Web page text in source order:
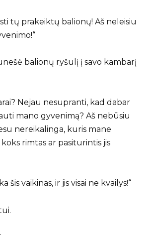
tų prakeiktų balionų! Aš neleisiu
balionų ryšulį į savo kambarį
Nejau nesupranti, kad dabar
mano gyvenimą? Aš nebūsiu
nereikalinga, kuris mane
rimtas ar pasiturintis jis
šis vaikinas, ir jis visai ne kvailys!“